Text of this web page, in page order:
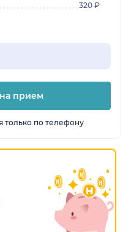
320 ₽
прием
только по телефону